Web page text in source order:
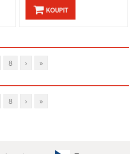
KOUPIT
8 › »
8 › »